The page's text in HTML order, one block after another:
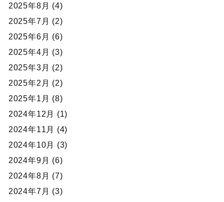
2025年8月 (4)
2025年7月 (2)
2025年6月 (6)
2025年4月 (3)
2025年3月 (2)
2025年2月 (2)
2025年1月 (8)
2024年12月 (1)
2024年11月 (4)
2024年10月 (3)
2024年9月 (6)
2024年8月 (7)
2024年7月 (3)